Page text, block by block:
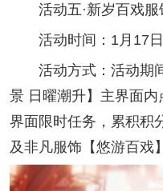
活动五·新岁百戏服
活动时间：1月17日
活动方式：活动期间
景 日曜潮升】主界面
界面限时任务，累积积
及非凡服饰【悠游百戏